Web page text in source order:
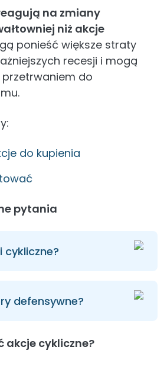
na zmiany
niż akcje
ponieść większe straty
recesji i mogą
do
do kupienia
pytania
cykliczne?
defensywne?
akcje cykliczne?